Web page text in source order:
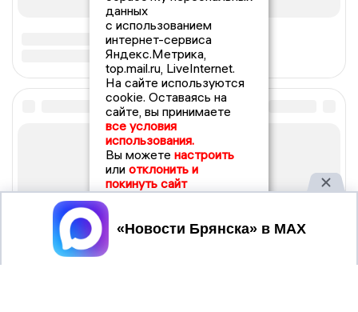
данных
с использованием
интернет-сервиса
Яндекс.Метрика,
top.mail.ru, LiveInternet.
На сайте используются
cookie. Оставаясь на
сайте, вы принимаете
все условия
использования.
Вы можете настроить
или отклонить и
покинуть сайт
Принять